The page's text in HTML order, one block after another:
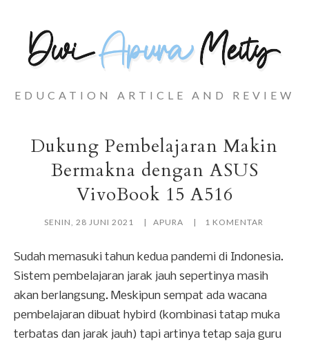
EDUCATION ARTICLE AND REVIEW
Dukung Pembelajaran Makin
Bermakna dengan ASUS
VivoBook 15 A516
SENIN, 28 JUNI 2021 APURA 1 KOMENTAR
Sudah memasuki tahun kedua pandemi di Indonesia.
Sistem pembelajaran jarak jauh sepertinya masih
akan berlangsung. Meskipun sempat ada wacana
pembelajaran dibuat hybird (kombinasi tatap muka
terbatas dan jarak jauh) tapi artinya tetap saja guru